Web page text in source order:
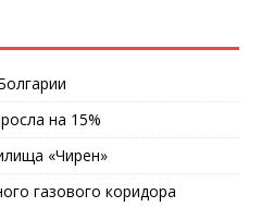
на 15%
«Чирен»
газового коридора